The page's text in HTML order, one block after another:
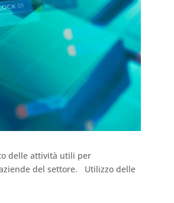
delle attività utili per
del settore. Utilizzo delle